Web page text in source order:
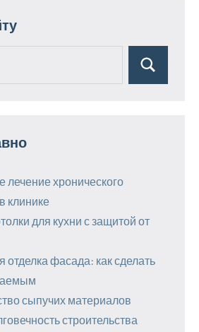
Поиск
хронического
клинике
для кухни с защитой от
отделка фасада: как сделать
сыпучих материалов
строительства